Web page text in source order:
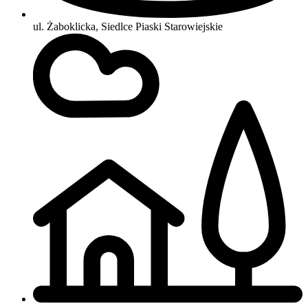
ul. Żaboklicka, Siedlce Piaski Starowiejskie